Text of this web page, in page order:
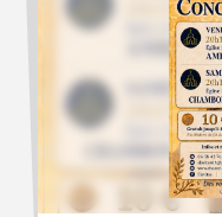
Type(s) d'évènement
Concerts (1)
Stages (3)
Formations (0)